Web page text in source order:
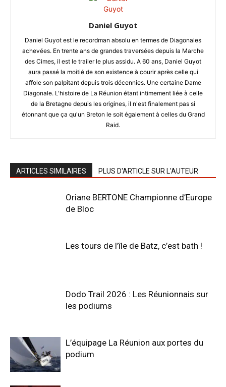
Daniel Guyot
Daniel Guyot est le recordman absolu en termes de Diagonales
achevées. En trente ans de grandes traversées depuis la Marche
des Cimes, il est le trailer le plus assidu. A 60 ans, Daniel Guyot
aura passé la moitié de son existence à courir après celle qui
affole son palpitant depuis trois décennies. Une certaine Dame
Diagonale. L'histoire de La Réunion étant intimement liée à celle
de la Bretagne depuis les origines, il n'est finalement pas si
étonnant que ça qu'un Breton le soit également à celles du Grand
Raid.
ARTICLES SIMILAIRES PLUS D'ARTICLE SUR L'AUTEUR
Oriane BERTONE Championne d’Europe
de Bloc
Les tours de l’île de Batz, c’est bath !
Dodo Trail 2026 : Les Réunionnais sur
les podiums
L’équipage La Réunion aux portes du
podium